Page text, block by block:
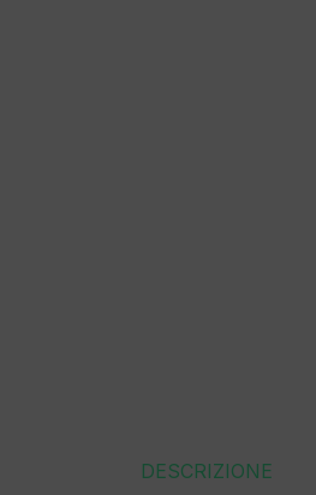
DESCRIZIONE